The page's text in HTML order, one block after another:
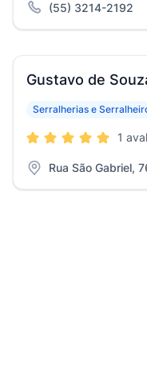
(55) 3214-2192
Gustavo de
Serralherias e
1
Rua São Gabriel,